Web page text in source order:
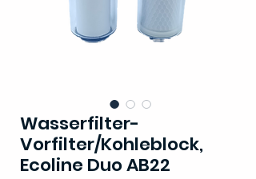
Wasserfilter-
Vorfilter/Kohleblock,
Ecoline Duo AB22